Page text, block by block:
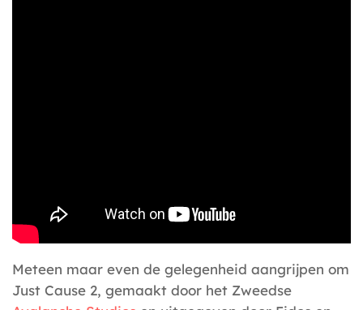
Meteen maar even de gelegenheid aangrijpen om
Just Cause 2, gemaakt door het Zweedse